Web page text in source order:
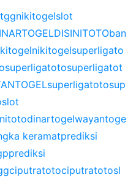
nikitogelslot
DISINITOTOban
nikitogelsuperligato
superligatotosuperligatot
superligatotosup
slot
dinartogelwayantoge
keramatprediksi
prediksi
ciputratotociputratotosl